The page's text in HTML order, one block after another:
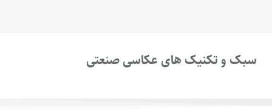
سبک و تکنیک های عکاسی صنعتی